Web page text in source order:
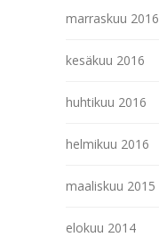
marraskuu 2016
kesäkuu 2016
huhtikuu 2016
helmikuu 2016
maaliskuu 2015
elokuu 2014